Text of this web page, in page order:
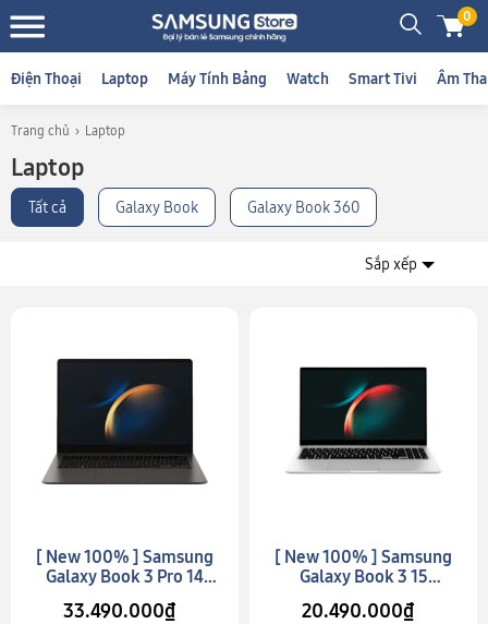
0
Điện Thoại Laptop Máy Tính Bảng Watch Smart Tivi Âm
Trang chủ Laptop
Laptop
Tất cả Galaxy Book Galaxy Book 360
Sắp xếp
[ New 100% ] Samsung
Galaxy Book 3 Pro 14
33.490.000₫
[ New 100% ] Samsung
Galaxy Book 3 15
20.490.000₫